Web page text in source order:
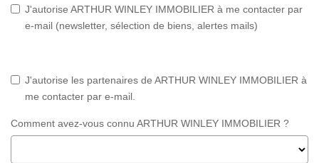
J'autorise ARTHUR WINLEY IMMOBILIER à me contacter par
e-mail (newsletter, sélection de biens, alertes mails)
J'autorise les partenaires de ARTHUR WINLEY IMMOBILIER à
me contacter par e-mail.
Comment avez-vous connu ARTHUR WINLEY IMMOBILIER ?